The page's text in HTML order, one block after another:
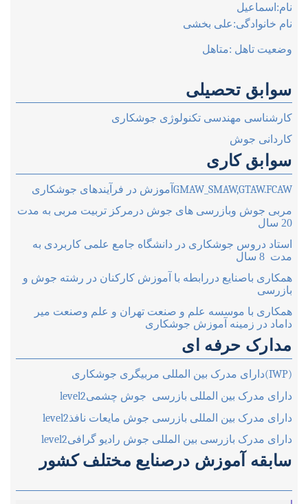
نام:اسماعیل
نام خانوادگی:علی بخشی
وضعیت تاهل :متاهل
سوابق تحصیلی
کارشناسی مهندسی تکنولوژی جوشکاری
کاردانی جوش
سوابق کاری
GMAW_SMAW,GTAW.FCAW آموزش در فرآیندهای جوشکاری
مربی جوش وبازرسی های جوش درمرکز تربیت مربی به مدت
20 سال
استاد دروس جوشکاری در دانشگاه جامع علمی کاربردی به
مدت 8 سال
همکاری باصنایع دررابطه با آموزش کارکنان در رشته جوش و
بازرسی
همکاری با موسسه علم و صنعت تهران و علم وصنعت میر
داماد در زمینه آموزش جوشکاری
مدارک حرفه ای
(IWP)
دارای مدرک بین المللی مربیگری جوشکاری
دارای مدرک بین المللی بازرسی جوش چشمیlevel2
دارای مدرک بین المللی بازرسی جوش مایعات نافذlevel2
دارای مدرک بازرسی بین المللی جوش رادیو گرافیlevel2
سابقه آموزش درصنایع مختلف کشور